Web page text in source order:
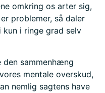
omkring os arter sig,
problemer, så daler
i ringe grad selv
den sammenhæng
mentale overskud,
nemlig sagtens have